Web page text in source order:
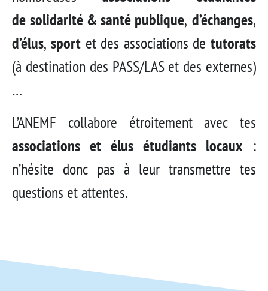
de solidarité & santé publique, d’échanges,
d’élus, sport et des associations de tutorats
(à destination des PASS/LAS et des externes)
…
L’ANEMF collabore étroitement avec tes
associations et élus étudiants locaux :
n’hésite donc pas à leur transmettre tes
questions et attentes.